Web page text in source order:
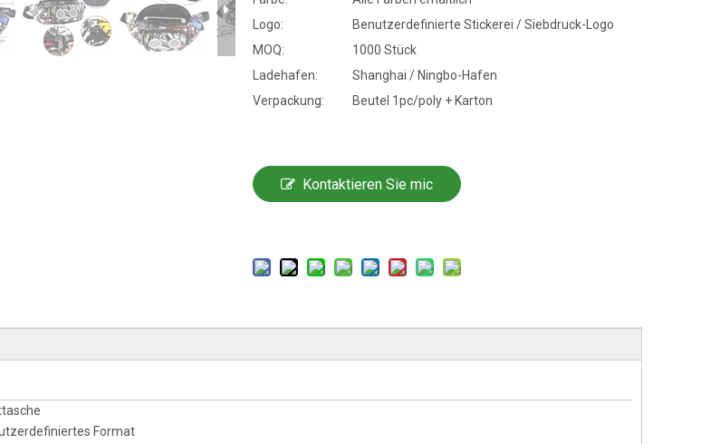
Logo:
Benutzerdefinierte Stickerei / Siebdruck-Logo
MOQ:
1000 Stück
Ladehafen:
Shanghai / Ningbo-Hafen
Verpackung:
Beutel 1pc/poly + Karton
Kontaktieren Sie mic
Format